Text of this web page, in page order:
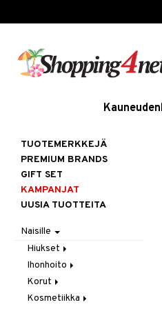
TUOTEMERKKEJÄ
PREMIUM BRANDS
GIFT SET
KAMPANJAT
UUSIA TUOTTEITA
Naisille
Hiukset
Gift Set
Harjat / Kammat
Hiuskuurit
Ihonhoito
Aurinkotuotteet
Erikoistuotteet
Korut
Kaulakorut
Kosmetiikka